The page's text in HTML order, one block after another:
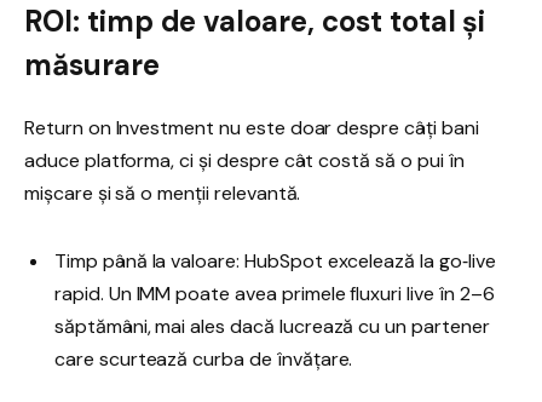
ROI: timp de valoare, cost total și
măsurare
Return on Investment nu este doar despre câți bani
aduce platforma, ci și despre cât costă să o pui în
mișcare și să o menții relevantă.
Timp până la valoare: HubSpot excelează la go‑live
rapid. Un IMM poate avea primele fluxuri live în 2–6
săptămâni, mai ales dacă lucrează cu un partener
care scurtează curba de învățare.